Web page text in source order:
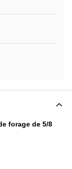
forage de 5/8